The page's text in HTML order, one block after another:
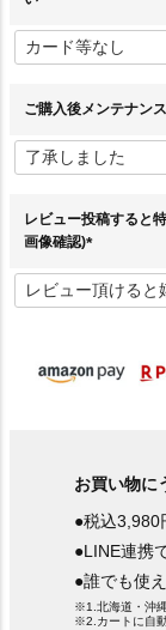
必
須
ご購入後メンテナン
レビュー投稿すると
画像確認)
必
須
お買い物に
●税込
●LINE連携
●誰でも使
※1.北海道・沖
※2.カートに自